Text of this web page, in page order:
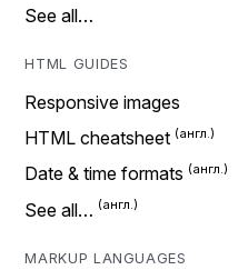
See all…
HTML GUIDES
Responsive images
HTML cheatsheet
Date & time formats
See all…
MARKUP LANGUAGES